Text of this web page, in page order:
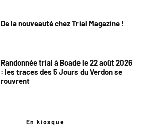
De la nouveauté chez Trial Magazine !
Randonnée trial à Boade le 22 août 2026
: les traces des 5 Jours du Verdon se
rouvrent
En kiosque